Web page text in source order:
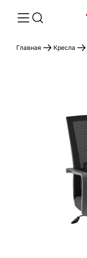
Главная Кресла